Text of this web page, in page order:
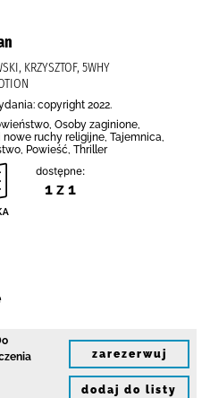
KRZYSZTOF, 5WHY
copyright 2022.
Osoby zaginione,
nowe ruchy religijne, Tajemnica,
Powieść, Thriller
dostępne:
1 z 1
zarezerwuj
dodaj do listy